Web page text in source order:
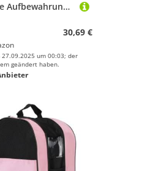
Perfeclan Skate Aufbewahrungstasche Skateschuhe Rucksack mit Reflektierende Streifen für Rollschuhen, Inline-Skates, und Eislaufschuhen, Blau
30,69 €
um 00:03; der
geändert haben.